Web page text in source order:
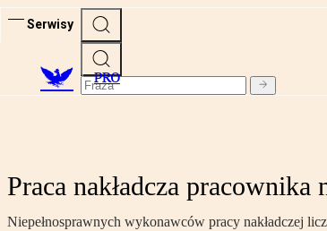
Serwisy
PRO
Praca nakładcza
Niepełnosprawnych wykonawców pracy nakładczej